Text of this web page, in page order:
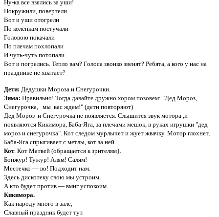
Ну-ка все взялись за уши!
Покружили, повертели
Вот и уши отогрели
По коленкам постучали
Головою покачали
По плечам похлопали
И чуть-чуть потопали
Вот и погрелись. Тепло вам? Голоса звонко звенят? Ребята, а кого у нас на
празднике не хватает?
Дети: Дедушки Мороза и Снегурочки.
Зима: Правильно! Тогда давайте дружно хором позовем: "Дед Мороз,
Снегурочка, мы вас ждем!" (дети повторяют)
Дед Мороз и Снегурочка не появляется. Слышится звук мотора ,и
появляются Кикимора, Баба-Яга, за плечами мешок, в руках игрушки "дед
мороз и снегурочка". Кот следом мурлычет и жует жвачку. Мотор глохнет,
Баба-Яга спрыгивает с метлы, кот за ней.
Кот. Кот Матвей (обращается к зрителям}.
Бонжур! Тужур! Алям! Салям!
Местечко — во! Подходит нам.
Здесь дискотеку свою мы устроим.
А кто будет против — вмиг успокоим.
Кикимора.
Как народу много в зале,
Славный праздник будет тут.